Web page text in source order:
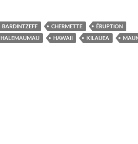
BARDINTZEFF CHERMETTE
ÉRUPTION
HALEMAUMAU HAWAII KILAUEA